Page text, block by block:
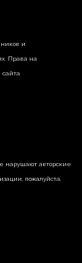
и
Права на
нарушают авторские
пожалуйста,